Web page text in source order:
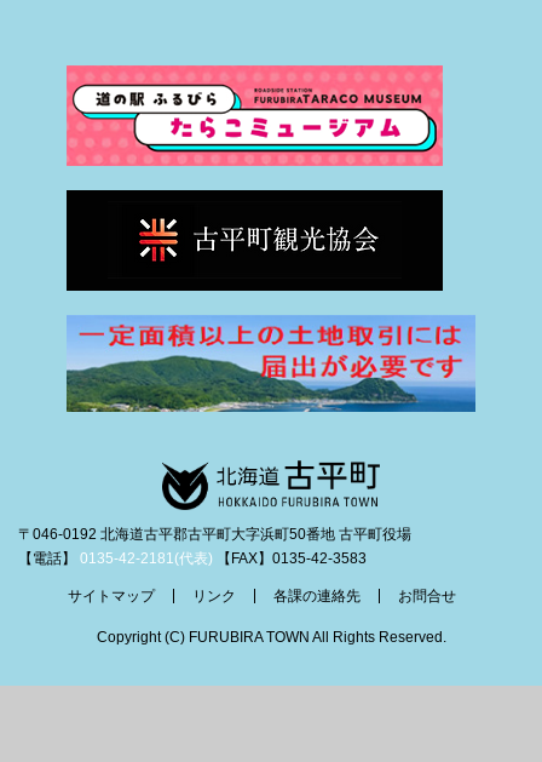
〒046-0192 北海道古平郡古平町大字浜町50番地 古平町役場
【電話】 0135-42-2181(代表) 【FAX】0135-42-3583
サイトマップ リンク 各課の連絡先 お問合せ
Copyright (C) FURUBIRA TOWN All Rights Reserved.